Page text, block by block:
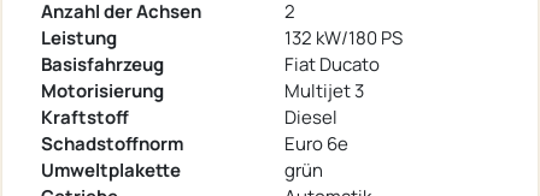
Anzahl der Achsen
2
Leistung
132 kW/180 PS
Basisfahrzeug
Fiat Ducato
Motorisierung
Multijet 3
Kraftstoff
Diesel
Schadstoffnorm
Euro 6e
Umweltplakette
grün